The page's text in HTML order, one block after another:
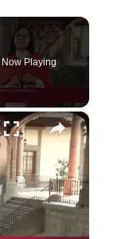
Now Playing
×